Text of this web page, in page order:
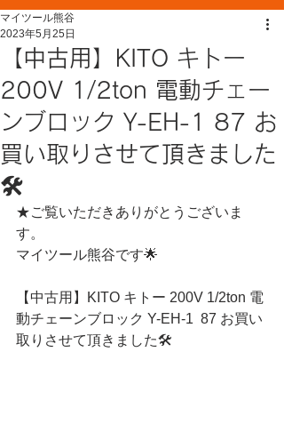
【中古用】KITO キトー
200V 1/2ton 電動チェー
ンブロック Y-EH-1 87 お
買い取りさせて頂きました
🛠
マイツール熊谷
2023年5月25日
★ご覧いただきありがとうございま
す。
マイツール熊谷です🌟
【中古用】KITO キトー 200V 1/2ton 電
動チェーンブロック Y-EH-1  87 お買い
取りさせて頂きました🛠